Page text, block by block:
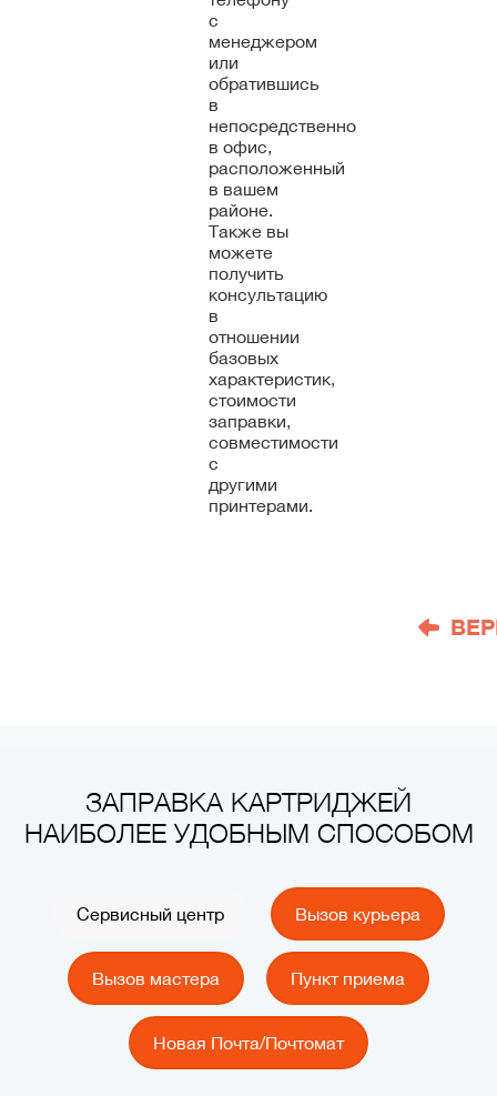
с
менеджером
или
обратившись
в
непосредственно
в офис,
расположенный
в вашем
районе.
Также вы
можете
получить
консультацию
в
отношении
базовых
характеристик,
стоимости
заправки,
совместимости
с
другими
принтерами.
ЗАПРАВКА КАРТРИДЖЕЙ
НАИБОЛЕЕ УДОБНЫМ СПОСОБОМ
Сервисный центр Вызов курьера
Вызов мастера Пункт приема
Новая Почта/Почтомат